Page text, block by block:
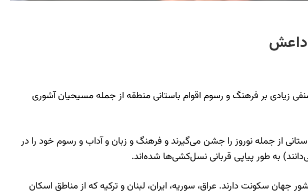
داعش
زیادی بر فرهنگ و رسوم اقوام باستانی منطقه از جمله مسیحیان آشوری
از جمله نوروز را جشن می‌گیرند و فرهنگ و زبان و آداب و رسوم خود را در
به طور پیاپی قربانی نسل‌کشی‌ها شده‌اند.
نزدیک به پنج میلیون آشور- کلدانی (مجموع نسطوریان، آشوریان، کلدانیان و آرامیان) در ۲۷ کشور جهان سکونت دارند. عراق، سوریه، ایران، لبنان و ترکیه که از مناطق اسکان